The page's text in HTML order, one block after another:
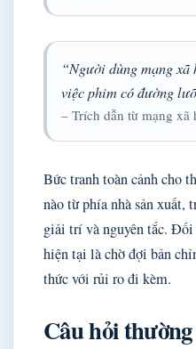
“Người dùng mạng
việc phim có đường
– Trích dẫn từ mạng xã
Bức tranh toàn cảnh cho
nào từ phía nhà sản
giải trí và nguyên tắc.
hiện tại là chờ đợi bản
thức với rủi ro đi kèm.
Câu hỏi